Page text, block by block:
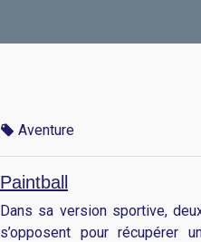
Aventure
Paintball
Dans sa version sportive,
s’opposent pour récupérer